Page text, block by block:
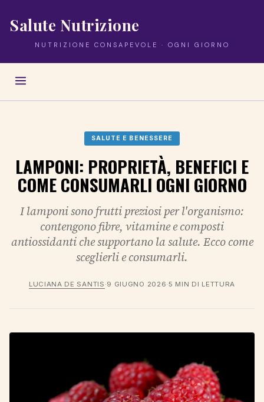
Salute Nutrizione
NUTRIZIONE CONSAPEVOLE · OGNI GIORNO
SALUTE E BENESSERE
LAMPONI: PROPRIETÀ, BENEFICI E
COME CONSUMARLI OGNI GIORNO
I lamponi sono frutti preziosi per l'organismo:
contengono fibre, vitamine e composti
antiossidanti che supportano la salute. Ecco come
sceglierli e consumarli.
LUCIANA DE SANTIS ·9 GIUGNO 2026·5 MIN DI LETTURA